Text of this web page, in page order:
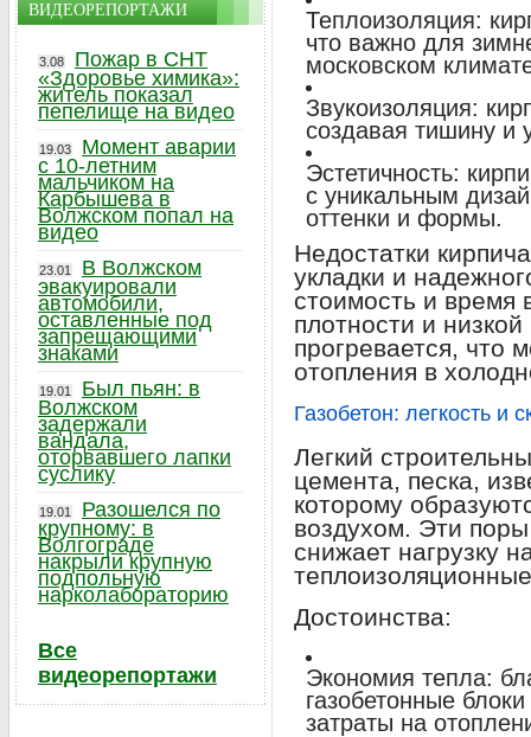
Теплоизоляция:
что важно для
московском
Звукоизоляция:
создавая тишину
Эстетичность:
с уникальным
оттенки и формы.
Недостатки
укладки и
стоимость и время
плотности и
прогревается, что
отопления в
Газобетон: легкость и
Легкий
цемента, песка,
которому
воздухом. Эти
снижает нагрузку
Достоинства:
Экономия тепла:
газобетонные
затраты на
ВИДЕОРЕПОРТАЖИ
3.08
Пожар в СНТ
«Здоровье химика»:
житель показал
пепелище на видео
19.03
Момент аварии
с 10-летним
мальчиком на
Карбышева в
Волжском попал на
видео
23.01
В Волжском
эвакуировали
автомобили,
оставленные под
запрещающими
знаками
19.01
Был пьян: в
Волжском
задержали
вандала,
оторвавшего лапки
суслику
19.01
Разошелся по
крупному: в
Волгограде
накрыли крупную
подпольную
нарколабораторию
Все
видеорепортажи